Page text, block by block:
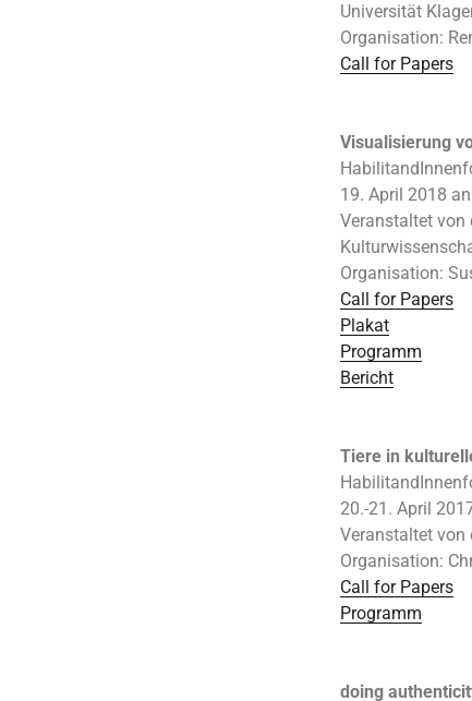
Universität
Organisation:
Call for Papers
Visualisierung
19. April 2018
Veranstaltet von
Organisation:
Call for Papers
Plakat
Programm
Bericht
Tiere in
20.-21. April
Veranstaltet von
Organisation:
Call for Papers
Programm
doing